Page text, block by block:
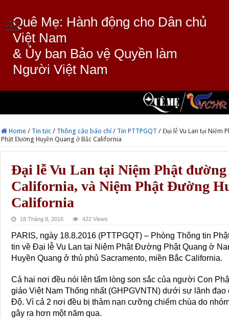
Quê Mẹ: Hành động cho Dân chủ
Việt Nam
& Ủy ban Bảo vệ Quyền làm
Người Việt Nam
Home / Tin tức / Thông cáo báo chí / Tin PTTPGQT / Đại lễ Vu Lan tại Niệm
Phật Đường Huyền Quang ở Bắc California
Đại lễ Vu Lan tại Niệm Phật
California, và Niệm Phật Đường
California
18 Tháng 8, 2016 422 Views
PARIS, ngày 18.8.2016 (PTTPGQT) – Phòng Thông tin
tin về Đại lễ Vu Lan tại Niệm Phật Đường Phật Quang ờ
Huyền Quang ở thủ phủ Sacramento, miền Bắc California.
Cả hai nơi đều nói lên tấm lòng son sắc của người Con
giáo Việt Nam Thống nhất (GHPGVNTN) dưới sự lãnh
Độ. Vì cả 2 nơi đều bị thảm nạn cưỡng chiếm chùa do
gây ra hơn một năm qua.